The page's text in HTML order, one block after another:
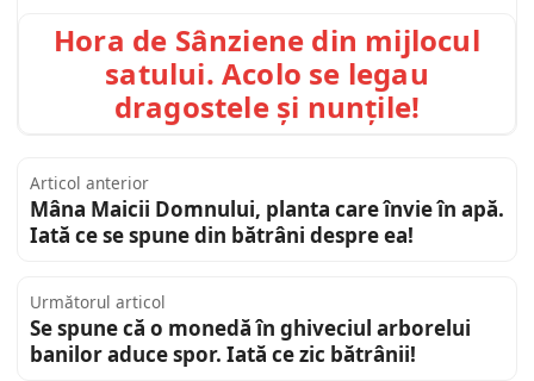
Hora de Sânziene din mijlocul
satului. Acolo se legau
dragostele și nunțile!
Articol anterior
Mâna Maicii Domnului, planta care învie în apă.
Iată ce se spune din bătrâni despre ea!
Următorul articol
Se spune că o monedă în ghiveciul arborelui
banilor aduce spor. Iată ce zic bătrânii!